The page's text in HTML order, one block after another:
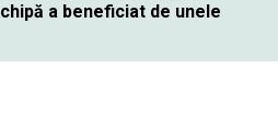
a beneficiat de unele